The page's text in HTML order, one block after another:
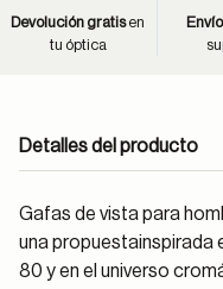
Devolución gratisen
tu óptica
Detalles del producto
Gafas de vista para
una propuestainspirada
80 y en el universo